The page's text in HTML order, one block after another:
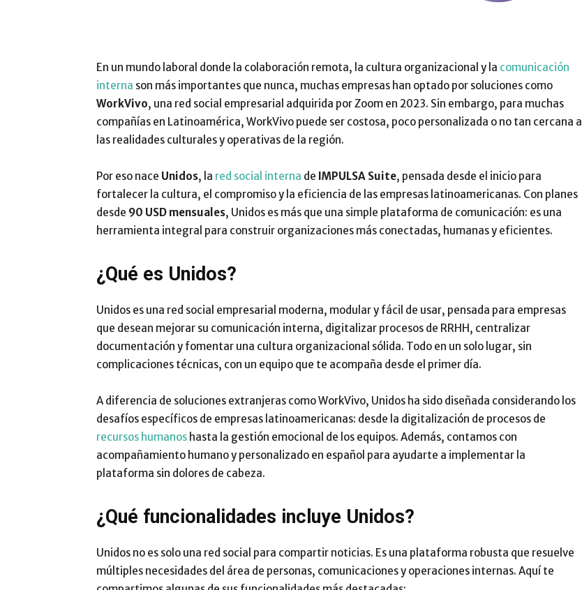
–
Impulsa
En un mundo laboral donde la colaboración remota, la cultura organizacional y la comunicación
interna son más importantes que nunca, muchas empresas han optado por soluciones como
WorkVivo, una red social empresarial adquirida por Zoom en 2023. Sin embargo, para muchas
compañías en Latinoamérica, WorkVivo puede ser costosa, poco personalizada o no tan cercana a
las realidades culturales y operativas de la región.
Por eso nace Unidos, la red social interna de IMPULSA Suite, pensada desde el inicio para
fortalecer la cultura, el compromiso y la eficiencia de las empresas latinoamericanas. Con planes
desde 90 USD mensuales, Unidos es más que una simple plataforma de comunicación: es una
herramienta integral para construir organizaciones más conectadas, humanas y eficientes.
¿Qué es Unidos?
Unidos es una red social empresarial moderna, modular y fácil de usar, pensada para empresas
que desean mejorar su comunicación interna, digitalizar procesos de RRHH, centralizar
documentación y fomentar una cultura organizacional sólida. Todo en un solo lugar, sin
complicaciones técnicas, con un equipo que te acompaña desde el primer día.
A diferencia de soluciones extranjeras como WorkVivo, Unidos ha sido diseñada considerando los
desafíos específicos de empresas latinoamericanas: desde la digitalización de procesos de
recursos humanos hasta la gestión emocional de los equipos. Además, contamos con
acompañamiento humano y personalizado en español para ayudarte a implementar la
plataforma sin dolores de cabeza.
¿Qué funcionalidades incluye Unidos?
Unidos no es solo una red social para compartir noticias. Es una plataforma robusta que resuelve
múltiples necesidades del área de personas, comunicaciones y operaciones internas. Aquí te